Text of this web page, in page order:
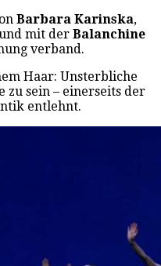
Barbara Karinska,
mit der Balanchine
verband.
Haar: Unsterbliche
zu sein – einerseits der
entlehnt.